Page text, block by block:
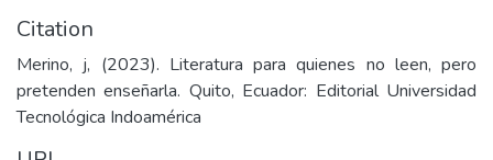
Citation
Merino, j, (2023). Literatura para quienes no leen, pero
pretenden enseñarla. Quito, Ecuador: Editorial Universidad
Tecnológica Indoamérica